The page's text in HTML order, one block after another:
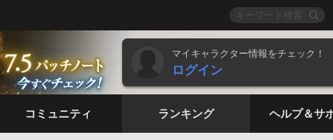
マイキャラクター情報をチェック！
ログイン
コミュニティ ランキング ヘルプ＆サ